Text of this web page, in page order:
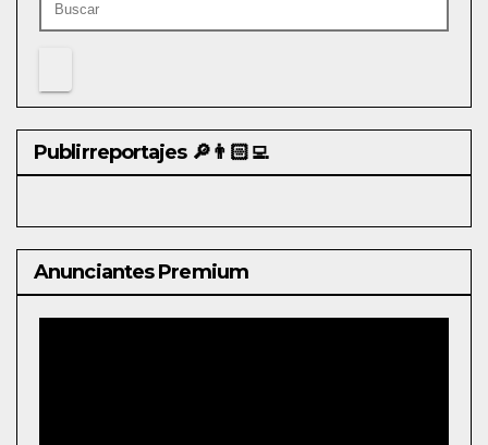
Publirreportajes 🔎👨🏻‍💻
Anunciantes Premium